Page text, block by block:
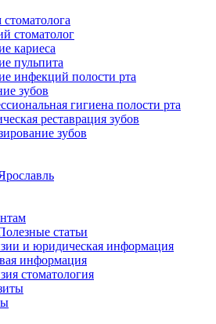
стоматолог
кариеса
пульпита
инфекций полости рта
зубов
гигиена полости рта
реставрация зубов
зубов
статьи
и юридическая информация
информация
стоматология